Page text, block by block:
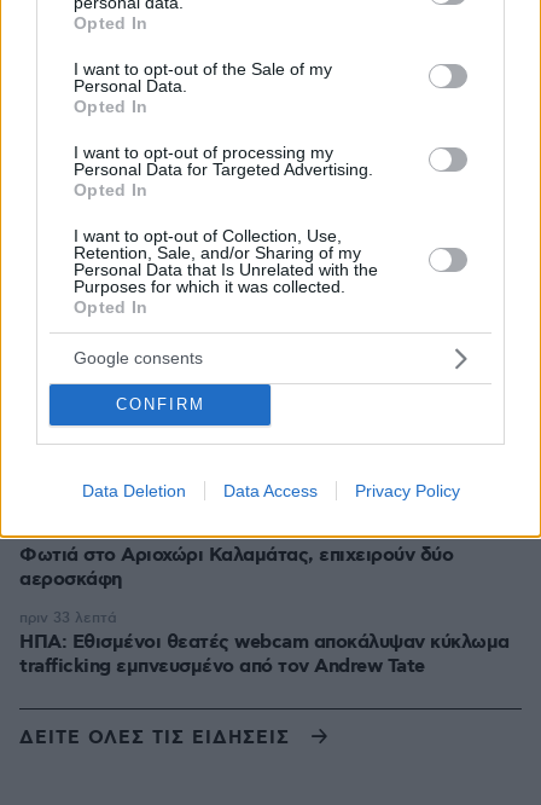
grant or deny consent to Google and its third-party tags to
use your data for below specified purposes in below Google
consent section.
Opted In
I want to opt-out of the Sale of my
Personal Data.
Opted In
I want to opt-out of processing my
Personal Data for Targeted Advertising.
Opted In
I want to opt-out of Collection, Use,
Retention, Sale, and/or Sharing of my
Personal Data that Is Unrelated with the
Purposes for which it was collected.
Opted In
Google consents
CONFIRM
Data Deletion Data Access Privacy Policy
Συνελήφθη 37χρονος στο αεροδρόμιο «Ελ. Βενιζέλος»
με 4 μαχαίρια και δύο ψαλίδια κλαδέματος
πριν 6 λεπτά
Νέα όρια δαπανών για ΣΑΕΚ και σχολεία δεύτερης
ευκαιρίας, τι αλλάζει με το νέο ΦΕΚ
πριν 6 λεπτά
Οι εισπράξεις του «Spider-Man: Brand New Day»
ξεπέρασαν το 1 δισ. δολάρια σε έξι ημέρες
πριν 12 λεπτά
Μπλόκο της Γαλλίας στις ανεπιθύμητες διαφημιστικές
κλήσεις, πότε ξεκινά η απαγόρευση
πριν 18 λεπτά
Ισόβια στον 25χρονο Αφγανό που σκότωσε δύο
ανθρώπους ρίχνοντας το ΙΧ του σε διαδήλωση στο
Μόναχο
πριν 20 λεπτά
Το ταξίδι που θεωρείται το ωραιότερο στον κόσμο
Φωτιά στο Αριοχώρι Καλαμάτας, επιχειρούν δύο
αεροσκάφη
πριν 31 λεπτά
ΗΠΑ: Εθισμένοι θεατές webcam αποκάλυψαν κύκλωμα
trafficking εμπνευσμένο από τον Andrew Tate
πριν 33 λεπτά
ΔΕΙΤΕ ΟΛΕΣ ΤΙΣ ΕΙΔΗΣΕΙΣ